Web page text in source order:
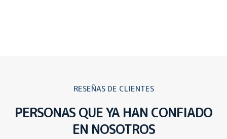
RESEÑAS DE CLIENTES
PERSONAS QUE YA HAN CONFIADO
EN NOSOTROS